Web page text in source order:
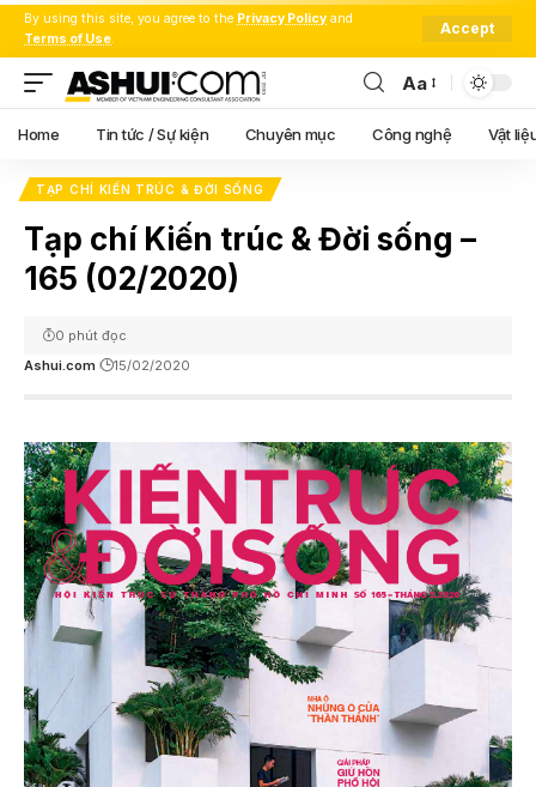
By using this site, you agree to the Privacy Policy and
Terms of Use.
Accept
Font
Resizer
Aa
Home Tin tức / Sự kiện Chuyên mục Công nghệ Vật
TẠP CHÍ KIẾN TRÚC & ĐỜI SỐNG
Tạp chí Kiến trúc & Đời sống –
165 (02/2020)
Ashui.com 15/02/2020
0 phút đọc